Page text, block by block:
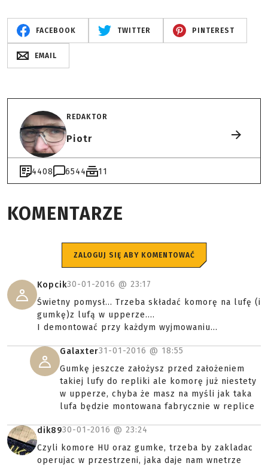
FACEBOOK TWITTER PINTEREST
EMAIL
REDAKTOR
Piotr
4408 6544 11
KOMENTARZE
ZALOGUJ SIĘ ABY KOMENTOWAĆ
Kopcik30-01-2016 @ 23:17
Świetny pomysł... Trzeba składać komorę na lufę (i
gumkę)z lufą w upperze....
I demontować przy każdym wyjmowaniu...
Galaxter31-01-2016 @ 18:55
Gumkę jeszcze założysz przed założeniem
takiej lufy do repliki ale komorę już niestety
w upperze, chyba że masz na myśli jak taka
lufa będzie montowana fabrycznie w replice
dik8930-01-2016 @ 23:24
Czyli komore HU oraz gumke, trzeba by zakladac
operujac w przestrzeni, jaka daje nam wnetrze